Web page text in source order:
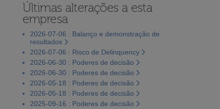
Últimas alterações a esta
empresa
2026-07-06 : Balanço e demonstração de
resultados
2026-07-06 : Risco de Delinquency
2026-06-30 : Poderes de decisão
2026-06-30 : Poderes de decisão
2026-05-18 : Poderes de decisão
2026-05-18 : Poderes de decisão
2025-09-16 : Poderes de decisão